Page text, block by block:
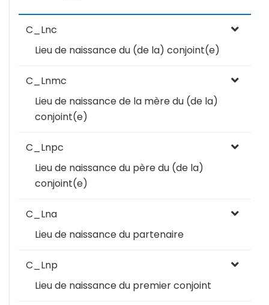
C_Lnc
Lieu de naissance du (de la) conjoint(e)
C_Lnmc
Lieu de naissance de la mère du (de la)
conjoint(e)
C_Lnpc
Lieu de naissance du père du (de la)
conjoint(e)
C_Lna
Lieu de naissance du partenaire
C_Lnp
Lieu de naissance du premier conjoint